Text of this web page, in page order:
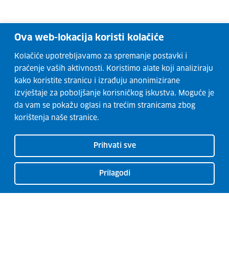
Ova web-lokacija koristi kolačiće
Kolačiće upotrebljavamo za spremanje postavki i
praćenje vaših aktivnosti. Koristimo alate koji analiziraju
kako koristite stranicu i izrađuju anonimizirane
izvještaje za poboljšanje korisničkog iskustva. Moguće je
da vam se pokažu oglasi na trećim stranicama zbog
korištenja naše stranice.
Prilagodi
Prihvati sve